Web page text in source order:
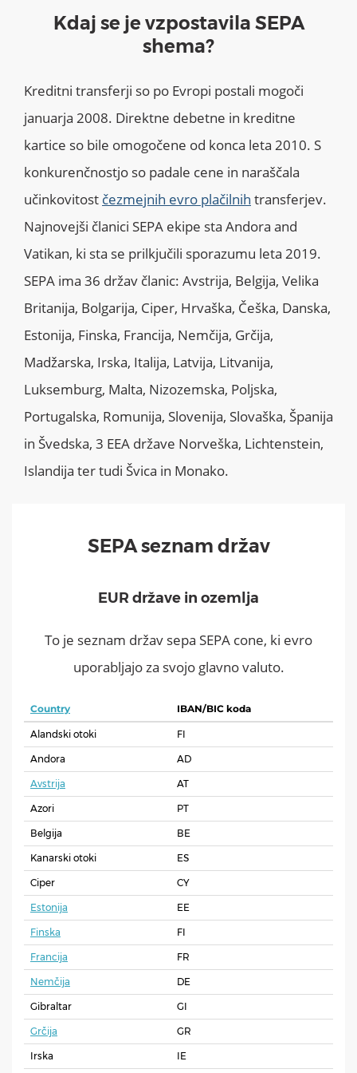
Kdaj se je vzpostavila SEPA
shema?
Kreditni transferji so po Evropi postali mogoči
januarja 2008. Direktne debetne in kreditne
kartice so bile omogočene od konca leta 2010. S
konkurenčnostjo so padale cene in naraščala
učinkovitost čezmejnih evro plačilnih transferjev.
Najnovejši članici SEPA ekipe sta Andora and
Vatikan, ki sta se prilkjučili sporazumu leta 2019.
SEPA ima 36 držav članic: Avstrija, Belgija, Velika
Britanija, Bolgarija, Ciper, Hrvaška, Češka, Danska,
Estonija, Finska, Francija, Nemčija, Grčija,
Madžarska, Irska, Italija, Latvija, Litvanija,
Luksemburg, Malta, Nizozemska, Poljska,
Portugalska, Romunija, Slovenija, Slovaška, Španija
in Švedska, 3 EEA države Norveška, Lichtenstein,
Islandija ter tudi Švica in Monako.
SEPA seznam držav
EUR države in ozemlja
To je seznam držav sepa SEPA cone, ki evro
uporabljajo za svojo glavno valuto.
Country IBAN/BIC koda
Alandski otoki FI
Andora AD
Avstrija AT
Azori PT
Belgija BE
Kanarski otoki ES
Ciper CY
Estonija EE
Finska FI
Francija FR
Nemčija DE
Gibraltar GI
Grčija GR
Irska IE